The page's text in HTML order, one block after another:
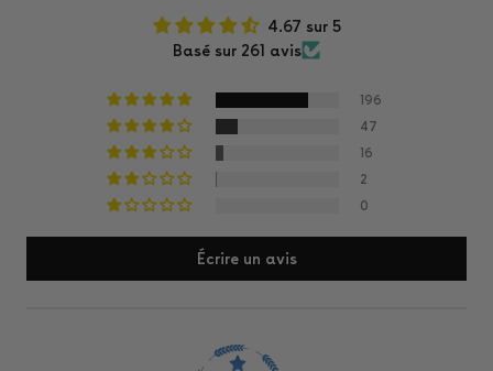
4.67 sur 5
Basé sur 261 avis
196
47
16
2
0
Écrire un avis